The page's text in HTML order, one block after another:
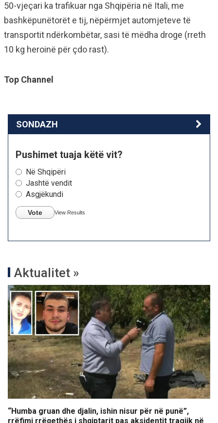
50-vjeçari ka trafikuar nga Shqipëria në Itali, me
bashkëpunëtorët e tij, nëpërmjet automjeteve të
transportit ndërkombëtar, sasi të mëdha droge (rreth
10 kg heroinë për çdo rast).
Top Channel
SONDAZH
Pushimet tuaja këtë vit?
Në Shqipëri
Jashtë vendit
Asgjëkundi
Vote View Results
Aktualitet »
“Humba gruan dhe djalin, ishin nisur për në punë”,
rrëfimi rrëqethës i shqiptarit pas aksidentit tragjik në